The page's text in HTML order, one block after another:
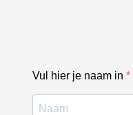
Vul hier je naam in